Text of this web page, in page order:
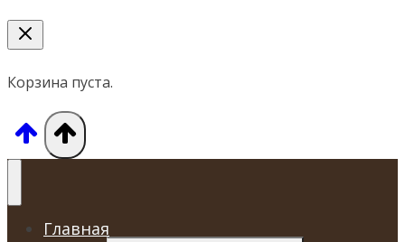
Корзина пуста.
Главная